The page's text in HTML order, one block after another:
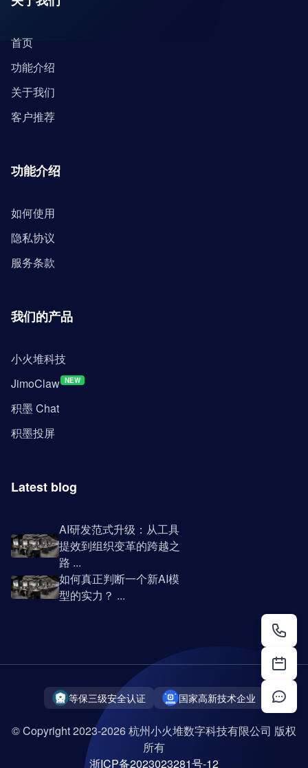
首页
功能介绍
关于我们
客户推荐
功能介绍
如何使用
隐私协议
服务条款
我们的产品
小火堆科技
JimoClaw NEW
积墨 Chat
积墨投屏
Latest blog
AI研发范式升级：从工具
提效到组织变革的跨越之
路 ...
如何真正判断一个新AI模
型的实力？ ...
等保三级安全认证 国家高新技术企业
© Copyright 2023-2026 杭州小火堆数字科技有限公司 版权
所有
浙ICP备2023023281号-12